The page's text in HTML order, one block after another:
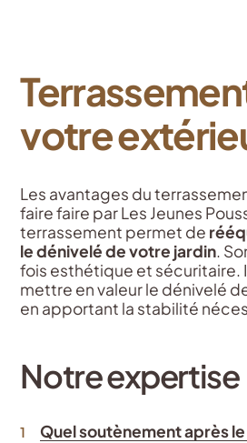
votre
Les avantages du
faire faire par Les Jeunes
terrassement permet de
le dénivelé de votre jardin.
fois esthétique et sécuritaire.
mettre en valeur le dénivelé
en apportant la stabilité
Notre expertise
Quel soutènement après